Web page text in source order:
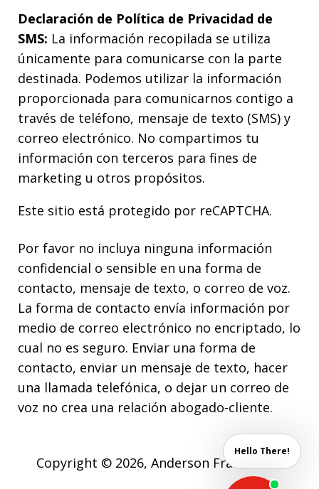
Declaración de Política de Privacidad de
SMS: La información recopilada se utiliza
únicamente para comunicarse con la parte
destinada. Podemos utilizar la información
proporcionada para comunicarnos contigo a
través de teléfono, mensaje de texto (SMS) y
correo electrónico. No compartimos tu
información con terceros para fines de
marketing u otros propósitos.
Este sitio está protegido por reCAPTCHA.
Por favor no incluya ninguna información
confidencial o sensible en una forma de
contacto, mensaje de texto, o correo de voz.
La forma de contacto envía información por
medio de correo electrónico no encriptado, lo
cual no es seguro. Enviar una forma de
contacto, enviar un mensaje de texto, hacer
una llamada telefónica, o dejar un correo de
voz no crea una relación abogado-cliente.
Copyright © 2026, Anderson Franco Law
Hello There!